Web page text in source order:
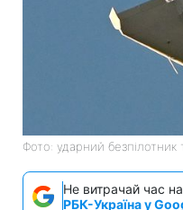
Фото: ударний
Не витрачай час
РБК-Україна у